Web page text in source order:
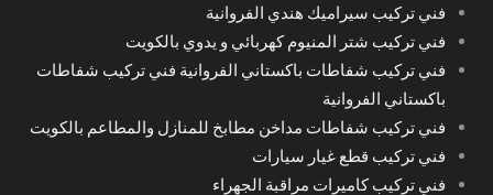
فني تركيب سيراميك هندي الفروانية
فني تركيب شتر المنيوم كهربائي و يدوي بالكويت
فني تركيب شفاطات باكستاني الفروانية فني تركيب شفاطات
باكستاني الفروانية
فني تركيب شفاطات مداخن مطابخ للمنازل والمطاعم بالكويت
فني تركيب قطع غيار سيارات
فني تركيب كاميرات مراقبة الجهراء